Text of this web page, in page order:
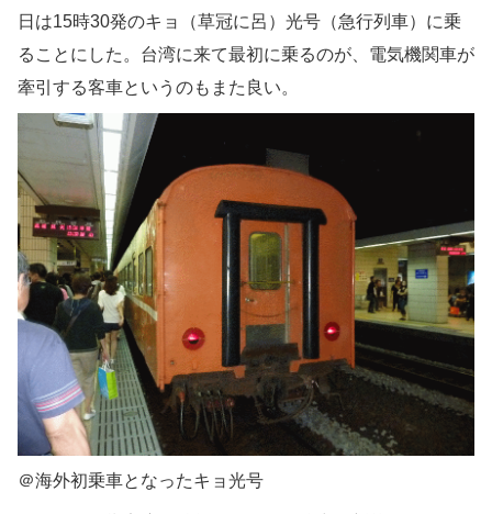
日は15時30発のキョ（草冠に呂）光号（急行列車）に乗
ることにした。台湾に来て最初に乗るのが、電気機関車が
牽引する客車というのもまた良い。
＠海外初乗車となったキョ光号